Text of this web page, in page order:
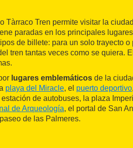
Tàrraco Tren permite visitar la
paradas en los principales
de billete: para un solo trayecto
tren tantas veces como se quiera.
lugares emblemáticos de la
playa del Miracle, el puerto deportivo
estación de autobuses, la plaza
de Arqueología, el portal de San
de las Palmeres.